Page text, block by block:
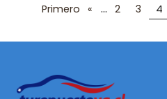
Primero « ... 2 3 4